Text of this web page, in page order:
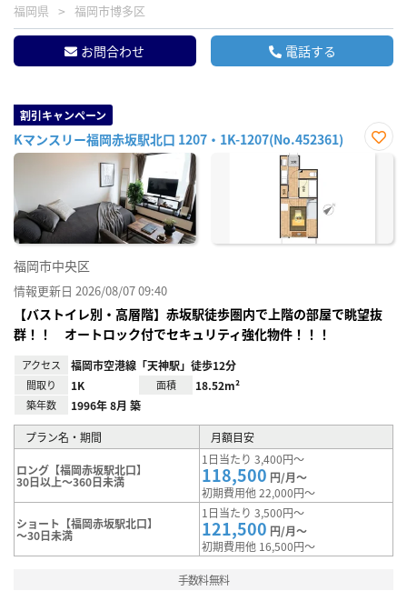
福岡県 福岡市博多区
お問合わせ 電話する
割引キャンペーン
Kマンスリー福岡赤坂駅北口 1207・1K-1207(No.452361)
お気
福岡市中央区
情報更新日 2026/08/07 09:40
【バストイレ別・高層階】赤坂駅徒歩圏内で上階の部屋で眺望抜
群！！ オートロック付でセキュリティ強化物件！！！
アクセス 福岡市空港線「天神駅」徒歩12分
間取り 1K 面積 18.52m²
築年数 1996年 8月 築
プラン名・期間 月額目安
ロング【福岡赤坂駅北口】
30日以上～360日未満
1日当たり 3,400円～
118,500 円/月～
初期費用他 22,000円～
ショート【福岡赤坂駅北口】
～30日未満
1日当たり 3,500円～
121,500 円/月～
初期費用他 16,500円～
手数料無料